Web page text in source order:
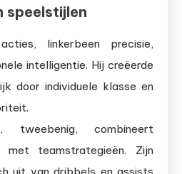
speelstijlen
linkerbeen precisie,
intelligentie. Hij creëerde
door individuele klasse en
tweebenig, combineert
met teamstrategieën. Zijn